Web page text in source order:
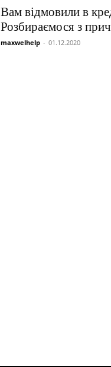
Вам відмовили в
Розбираємося з
maxwelhelp - 01.12.2020